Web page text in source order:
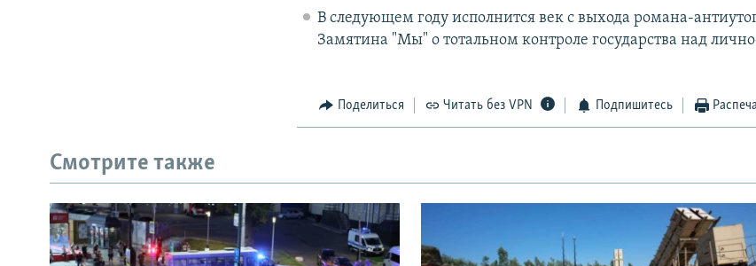
В следующем году исполнится век с выхода романа-
Замятина "Мы" о тотальном контроле государства над
Поделиться Читать без VPN Подпишитесь
Смотрите также